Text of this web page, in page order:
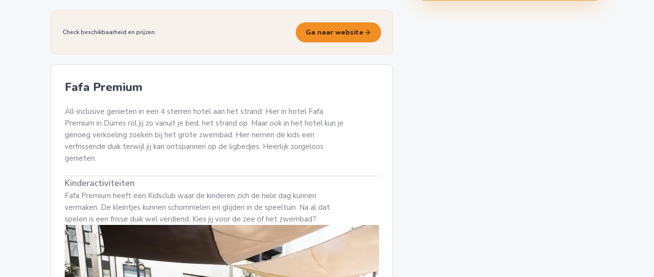
Check beschikbaarheid en prijzen Ga naar website arrow_forward
Fafa Premium
All-inclusive genieten in een 4 sterren hotel aan het strand. Hier in hotel Fafa
Premium in Dürres rol jij zo vanuit je bed, het strand op. Maar ook in het hotel kun je
genoeg verkoeling zoeken bij het grote zwembad. Hier nemen de kids een
verfrissende duik terwijl jij kan ontspannen op de ligbedjes. Heerlijk zorgeloos
genieten.
Kinderactiviteiten
Fafa Premium heeft een Kidsclub waar de kinderen zich de hele dag kunnen
vermaken. De kleintjes kunnen schommelen en glijden in de speeltuin. Na al dat
spelen is een frisse duik wel verdiend. Kies jij voor de zee of het zwembad?